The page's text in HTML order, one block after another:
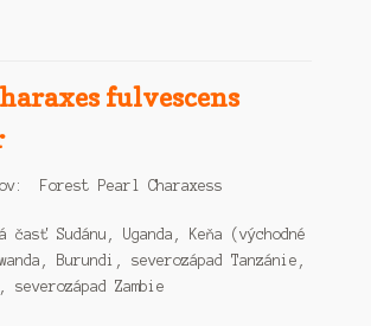
fulvescens
Forest Pearl Charaxess
časť Sudánu, Uganda, Keňa (východné
Burundi, severozápad Tanzánie,
severozápad Zambie